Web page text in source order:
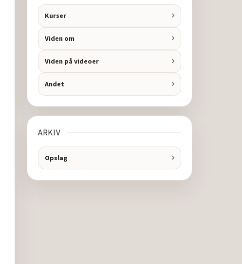
Kurser
Viden om
Viden på videoer
Andet
ARKIV
Opslag